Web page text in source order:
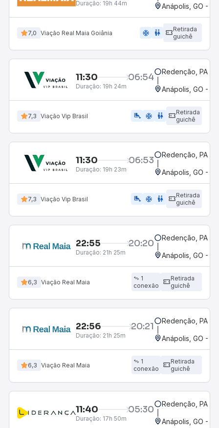
Duração: 19h 44m Anápolis, GO -
7,0 Viação Real Maia Goiânia ac_unit wc
Retirada
guichê
11:30 06:54
Duração: 19h 24m
Redenção, PA
Anápolis, GO -
7,3 Viação Vip Brasil airline_seat_legroom_extra ac_unit WC
Retirada
guichê
11:30 06:53
Duração: 19h 23m
Redenção, PA
Anápolis, GO -
7,3 Viação Vip Brasil airline_seat_legroom_extra ac_unit WC
Retirada
guichê
22:55 20:20
Duração: 21h 25m
Redenção, PA
Anápolis, GO -
6,3 Viação Real Maia
1
conexão
Retirada
guichê
22:56 20:21
Duração: 21h 25m
Redenção, PA
Anápolis, GO -
6,3 Viação Real Maia
1
conexão
Retirada
guichê
11:40 05:30
Duração: 17h 50m
Redenção, PA
Anápolis, GO -